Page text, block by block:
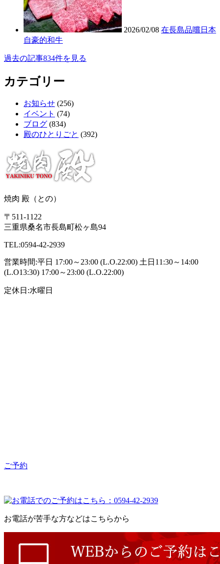
2026/02/08 在長島品嚐日本
自豪的和牛
過去の記事834件を見る
カテゴリー
お知らせ (256)
イベント (74)
ブログ (834)
殿のひとりごと (392)
焼肉 殿（との）
〒511-1122
三重県桑名市長島町松ヶ島94
TEL:0594-42-2939
営業時間:平日 17:00～23:00 (L.O.22:00) 土日11:30～14:00
(L.O13:30) 17:00～23:00 (L.O.22:00)
定休日:水曜日
ご予約
お電話が苦手な方などはこちらから